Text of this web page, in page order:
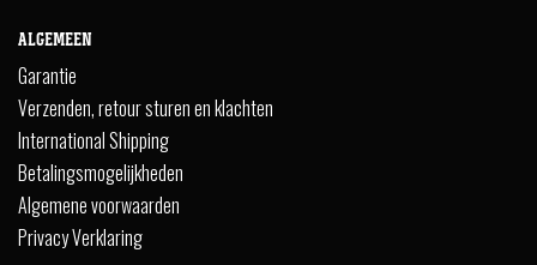
ALGEMEEN
Garantie
Verzenden, retour sturen en klachten
International Shipping
Betalingsmogelijkheden
Algemene voorwaarden
Privacy Verklaring